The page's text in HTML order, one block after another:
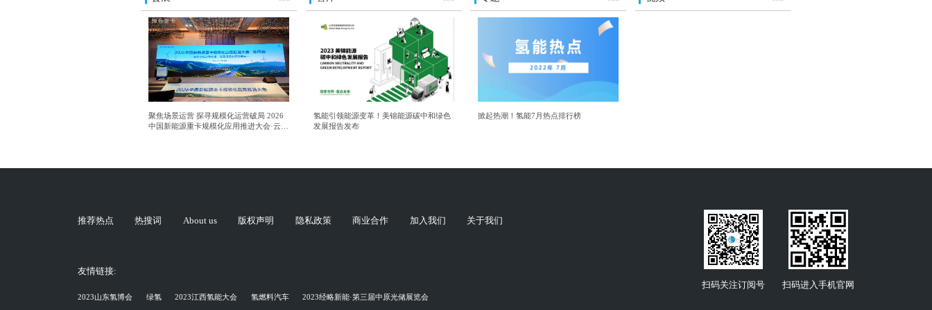
聚焦场景运营 探寻规模化运营破局 2026
中国新能源重卡规模化应用推进大会·云南
氢能引领能源变革！美锦能源碳中和绿色
发展报告发布
掀起热潮！氢能7月热点排行榜
推荐热点 热搜词 About us 版权声明 隐私政策 商业合作 加入我们 关于我们
友情链接:
2023山东氢博会 绿氢 2023江西氢能大会 氢燃料汽车 2023经略新能·第三届中原光储展览会
扫码关注订阅号 扫码进入手机官网